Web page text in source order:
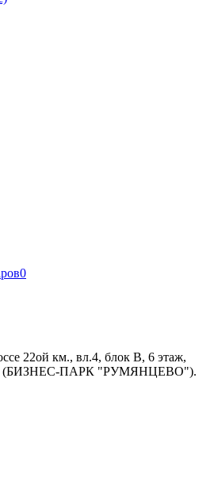
0
22ой км., вл.4, блок В, 6 этаж,
(БИЗНЕС-ПАРК "РУМЯНЦЕВО").